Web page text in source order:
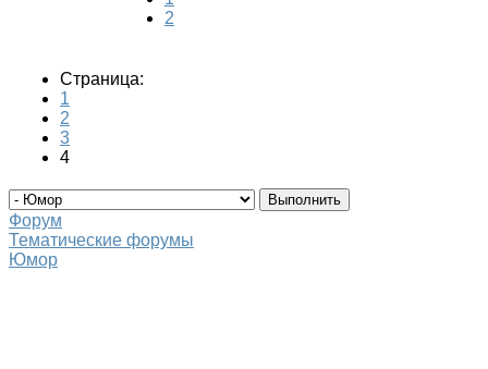
2
Страница:
1
2
3
4
Форум
Тематические форумы
Юмор